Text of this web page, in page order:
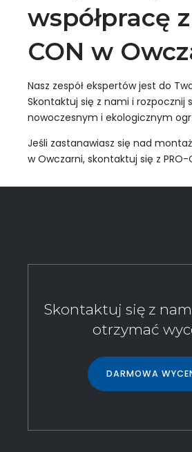
współpracę
CON w
Nasz zespół ekspertów jest do
Skontaktuj się z nami i rozpocznij
nowoczesnym i ekologicznym
Jeśli zastanawiasz się nad
w Owczarni, skontaktuj się z PRO-
Skontaktuj się z
otrzymać
DARMOWA